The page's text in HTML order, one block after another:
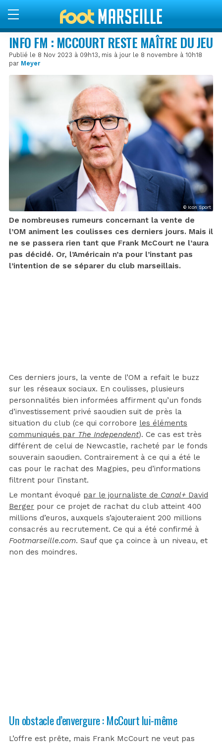
INFO FM : MCCOURT RESTE MAÎTRE DU JEU
Publié le 8 Nov 2023 à 09h13, mis à jour le 8 novembre à 10h18
par Meyer
© Icon Sport
De nombreuses rumeurs concernant la vente de
l’OM animent les coulisses ces derniers jours. Mais il
ne se passera rien tant que Frank McCourt ne l’aura
pas décidé. Or, l’Américain n’a pour l’instant pas
l’intention de se séparer du club marseillais.
Ces derniers jours, la vente de l’OM a refait le buzz
sur les réseaux sociaux. En coulisses, plusieurs
personnalités bien informées affirment qu’un fonds
d’investissement privé saoudien suit de près la
situation du club (ce qui corrobore les éléments
communiqués par The Independent). Ce cas est très
différent de celui de Newcastle, racheté par le fonds
souverain saoudien. Contrairement à ce qui a été le
cas pour le rachat des Magpies, peu d’informations
filtrent pour l’instant.
Le montant évoqué par le journaliste de Canal+ David
Berger pour ce projet de rachat du club atteint 400
millions d’euros, auxquels s’ajouteraient 200 millions
consacrés au recrutement. Ce qui a été confirmé à
Footmarseille.com. Sauf que ça coince à un niveau, et
non des moindres.
Un obstacle d’envergure : McCourt lui-même
L’offre est prête, mais Frank McCourt ne veut pas